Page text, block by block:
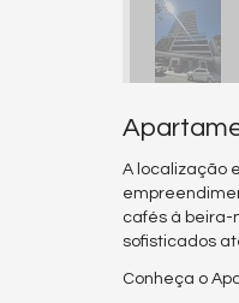
A localização
cafés à beira-
sofisticados
Conheça o